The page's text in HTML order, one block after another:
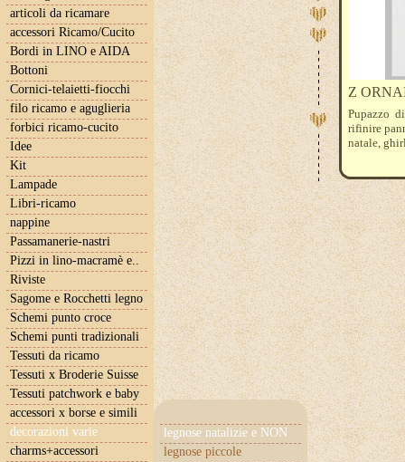
articoli da ricamare
accessori Ricamo/Cucito
Bordi in LINO e AIDA
Bottoni
Cornici-telaietti-fiocchi
filo ricamo e aguglieria
forbici ricamo-cucito
Idee
Kit
Lampade
Libri-ricamo
nappine
Passamanerie-nastri
Pizzi in lino-macramè e..
Riviste
Sagome e Rocchetti legno
Schemi punto croce
Schemi punti tradizionali
Tessuti da ricamo
Tessuti x Broderie Suisse
Tessuti patchwork e baby
accessori x borse e simili
decorazioni varie
legnose natalizie e NON
legnose piccole
charms+accessori
Z
Pupazzo
rifinire
natale,